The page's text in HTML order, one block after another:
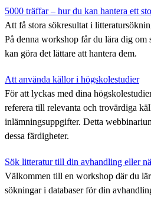
5000 träffar – hur du kan hantera ett
Att få stora sökresultat i
På denna workshop får du lära dig om
kan göra det lättare att hantera dem.
Att använda källor i högskolestudier
För att lyckas med dina
referera till relevanta och trovärdiga
inlämningsuppgifter. Detta
dessa färdigheter.
Sök litteratur till din avhandling eller
Välkommen till en workshop där du
sökningar i databaser för din